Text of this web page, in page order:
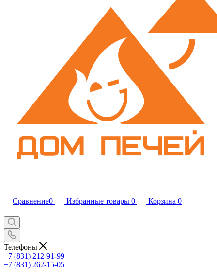
Сравнение0 Избранные товары 0 Корзина 0
Телефоны
+7 (831) 212-91-99
+7 (831) 262-15-05